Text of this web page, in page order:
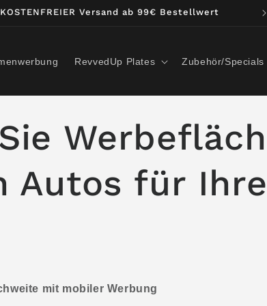
Made in Austria ❤️🤍❤️
RevvedUp Plates Zubehör/Specials
Autos für Ihre
mit mobiler Werbung